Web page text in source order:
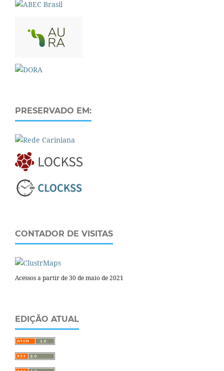
PRESERVADO EM:
CONTADOR DE VISITAS
Acessos a partir de 30 de maio de 2021
EDIÇÃO ATUAL